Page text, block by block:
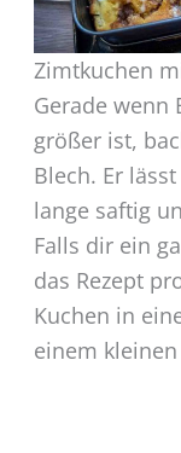
Zimtkuchen
Gerade wenn
größer ist,
Blech. Er
lange saftig
Falls dir ein
das Rezept
Kuchen in
einem